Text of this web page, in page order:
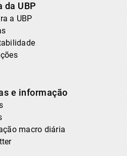
da UBP
a UBP
e informação
macro diária